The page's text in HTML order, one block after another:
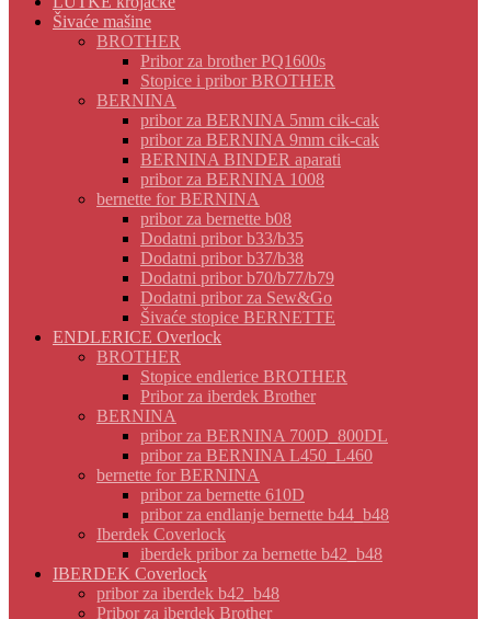
Šivaće mašine
BROTHER
Pribor za brother PQ1600s
Stopice i pribor BROTHER
BERNINA
pribor za BERNINA 5mm cik-cak
pribor za BERNINA 9mm cik-cak
BERNINA BINDER aparati
pribor za BERNINA 1008
bernette for BERNINA
pribor za bernette b08
Dodatni pribor b33/b35
Dodatni pribor b37/b38
Dodatni pribor b70/b77/b79
Dodatni pribor za Sew&Go
Šivaće stopice BERNETTE
ENDLERICE Overlock
BROTHER
Stopice endlerice BROTHER
Pribor za iberdek Brother
BERNINA
pribor za BERNINA 700D_800DL
pribor za BERNINA L450_L460
bernette for BERNINA
pribor za bernette 610D
pribor za endlanje bernette b44_b48
Iberdek Coverlock
iberdek pribor za bernette b42_b48
IBERDEK Coverlock
pribor za iberdek b42_b48
Pribor za iberdek Brother